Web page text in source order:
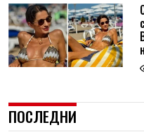
ПОСЛЕДНИ